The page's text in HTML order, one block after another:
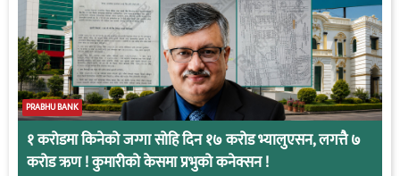
PRABHU BANK
१ करोडमा किनेको जग्गा सोहि दिन १७ करोड भ्यालुएसन, लगत्तै ७
करोड ऋण ! कुमारीको केसमा प्रभुको कनेक्सन !